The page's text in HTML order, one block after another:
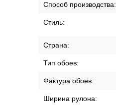
Способ производства:
Стиль:
Страна:
Тип обоев:
Фактура обоев:
Ширина рулона: